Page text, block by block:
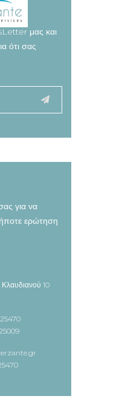
μας και
ότι σας
για να
ερώτηση
10